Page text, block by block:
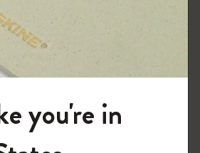
ンの世界へようこそ
you're in